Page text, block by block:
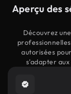
Aperçu des
Découvrez
autorisées
s'adapter